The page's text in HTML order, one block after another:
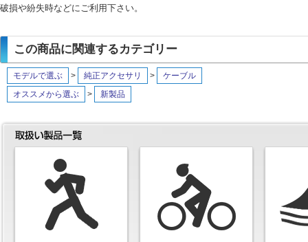
破損や紛失時などにご利用下さい。
この商品に関連するカテゴリー
モデルで選ぶ > 純正アクセサリ >
ケーブル
オススメから選ぶ
> 新製品